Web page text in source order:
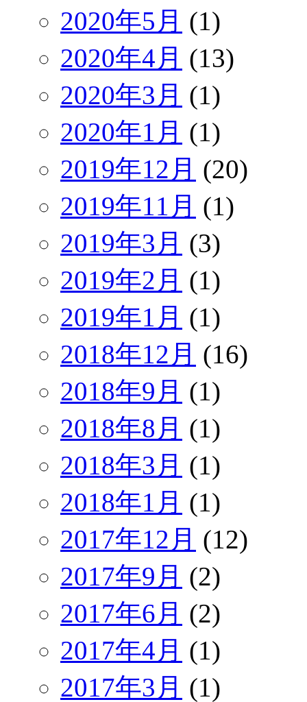
2020年5月 (1)
2020年4月 (13)
2020年3月 (1)
2020年1月 (1)
2019年12月 (20)
2019年11月 (1)
2019年3月 (3)
2019年2月 (1)
2019年1月 (1)
2018年12月 (16)
2018年9月 (1)
2018年8月 (1)
2018年3月 (1)
2018年1月 (1)
2017年12月 (12)
2017年9月 (2)
2017年6月 (2)
2017年4月 (1)
2017年3月 (1)